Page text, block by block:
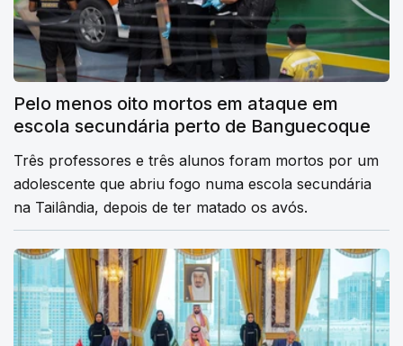
Pelo menos oito mortos em ataque em
escola secundária perto de Banguecoque
Três professores e três alunos foram mortos por um
adolescente que abriu fogo numa escola secundária
na Tailândia, depois de ter matado os avós.